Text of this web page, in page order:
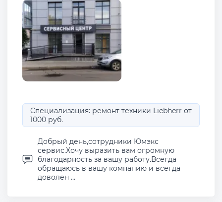
Специализация: ремонт техники Liebherr от
1000 руб.
Добрый день,сотрудники Юмэкс
сервис.Хочу выразить вам огромную
благодарность за вашу работу.Всегда
обращаюсь в вашу компанию и всегда
доволен ...